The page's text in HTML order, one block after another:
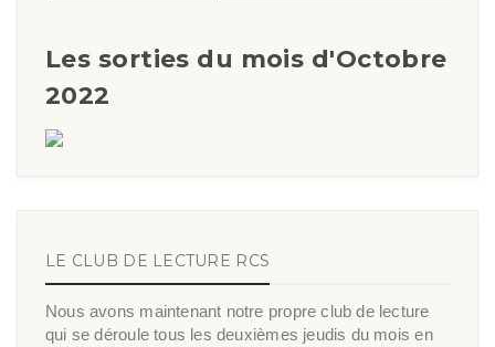
Les sorties du mois d'Octobre
2022
LE CLUB DE LECTURE RCS
Nous avons maintenant notre propre club de lecture
qui se déroule tous les deuxièmes jeudis du mois en